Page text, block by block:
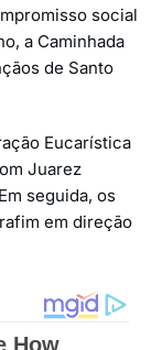
social
a Caminhada
de Santo
Eucarística
Juarez
seguida, os
em direção